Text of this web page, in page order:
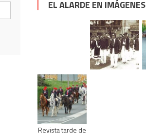
EL ALARDE EN IMÁGENES
Revista tarde de